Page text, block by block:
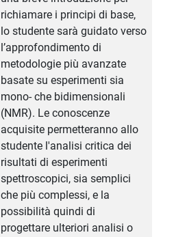
richiamare i principi di base,
lo studente sarà guidato verso
l’approfondimento di
metodologie più avanzate
basate su esperimenti sia
mono- che bidimensionali
(NMR). Le conoscenze
acquisite permetteranno allo
studente l'analisi critica dei
risultati di esperimenti
spettroscopici, sia semplici
che più complessi, e la
possibilità quindi di
progettare ulteriori analisi o